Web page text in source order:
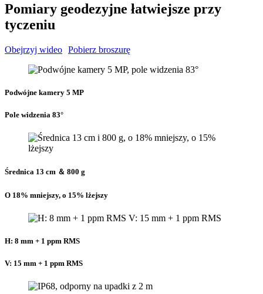
Pomiary geodezyjne łatwiejsze przy
tyczeniu
Obejrzyj wideo Pobierz broszurę
Podwójne kamery 5 MP
Pole widzenia 83°
Średnica 13 cm ＆ 800 g
O 18% mniejszy, o 15% lżejszy
H: 8 mm + 1 ppm RMS
V: 15 mm + 1 ppm RMS